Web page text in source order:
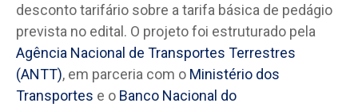
desconto tarifário sobre a tarifa básica de pedágio
prevista no edital. O projeto foi estruturado pela
Agência Nacional de Transportes Terrestres
(ANTT), em parceria com o Ministério dos
Transportes e o Banco Nacional do